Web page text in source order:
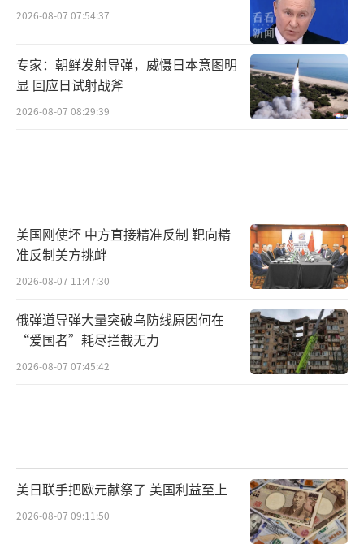
2026-08-07 07:54:37
专家：朝鲜发射导弹，威慑日本意图明
显 回应日试射战斧
2026-08-07 08:29:39
美国刚使坏 中方直接精准反制 靶向精
准反制美方挑衅
2026-08-07 11:47:30
俄弹道导弹大量突破乌防线原因何在
“爱国者”耗尽拦截无力
2026-08-07 07:45:42
美日联手把欧元献祭了 美国利益至上
2026-08-07 09:11:50